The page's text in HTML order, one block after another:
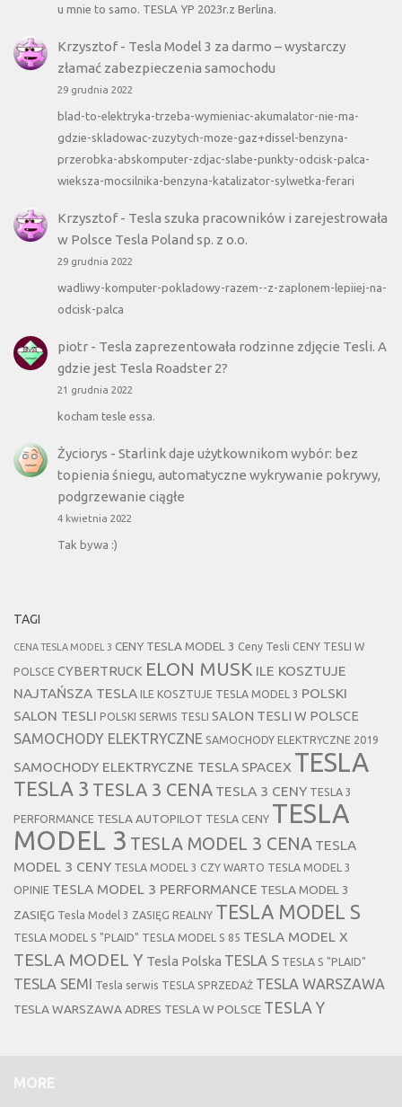
u mnie to samo. TESLA YP 2023r.z Berlina.
Krzysztof- Tesla Model 3 za darmo – wystarczy
złamać zabezpieczenia samochodu
29 grudnia 2022
blad-to-elektryka-trzeba-wymieniac-akumalator-nie-ma-
gdzie-skladowac-zuzytych-moze-gaz+dissel-benzyna-
przerobka-abskomputer-zdjac-slabe-punkty-odcisk-palca-
wieksza-mocsilnika-benzyna-katalizator-sylwetka-ferari
Krzysztof- Tesla szuka pracowników i zarejestrowała
w Polsce Tesla Poland sp. z o.o.
29 grudnia 2022
wadliwy-komputer-pokladowy-razem--z-zaplonem-lepiiej-na-
odcisk-palca
piotr- Tesla zaprezentowała rodzinne zdjęcie Tesli. A
gdzie jest Tesla Roadster 2?
21 grudnia 2022
kocham tesle essa.
Życiorys - Starlink daje użytkownikom wybór: bez
topienia śniegu, automatyczne wykrywanie pokrywy,
podgrzewanie ciągłe
4 kwietnia 2022
Tak bywa :)
TAGI
CENA TESLA MODEL 3 CENY TESLA MODEL 3 Ceny Tesli CENY TESLI W
POLSCE CYBERTRUCK ELON MUSK ILE KOSZTUJE
NAJTAŃSZA TESLA ILE KOSZTUJE TESLA MODEL 3 POLSKI
SALON TESLI POLSKI SERWIS TESLI SALON TESLI W POLSCE
SAMOCHODY ELEKTRYCZNE SAMOCHODY ELEKTRYCZNE 2019
SAMOCHODY ELEKTRYCZNE TESLA SPACEX TESLA
TESLA 3 TESLA 3 CENA TESLA 3 CENY TESLA 3
PERFORMANCE TESLA AUTOPILOT TESLA CENY TESLA
MODEL 3 TESLA MODEL 3 CENA TESLA
MODEL 3 CENY TESLA MODEL 3 CZY WARTO TESLA MODEL 3
OPINIE TESLA MODEL 3 PERFORMANCE TESLA MODEL 3
ZASIĘG Tesla Model 3 ZASIĘG REALNY TESLA MODEL S
TESLA MODEL S "PLAID" TESLA MODEL S 85 TESLA MODEL X
TESLA MODEL Y Tesla Polska TESLA S TESLA S "PLAID"
TESLA SEMI Tesla serwis TESLA SPRZEDAŻ TESLA WARSZAWA
TESLA WARSZAWA ADRES TESLA W POLSCE TESLA Y
MORE